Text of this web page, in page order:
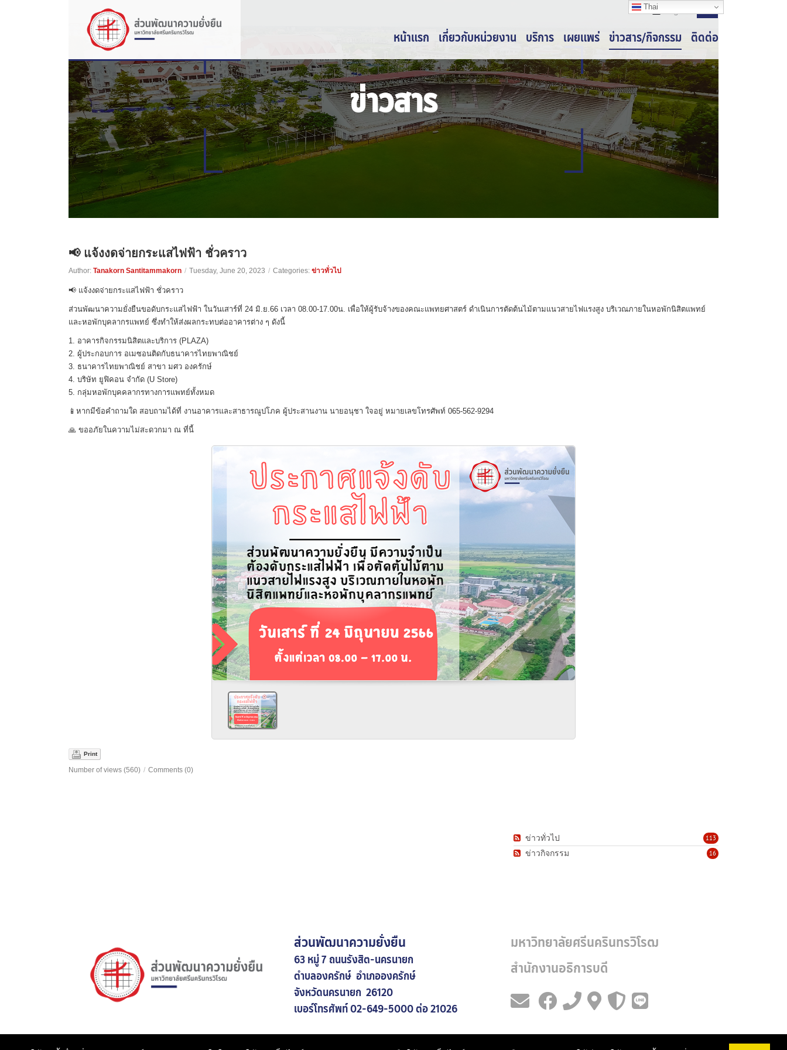
หน้าแรก เกี่ยวกับหน่วยงาน บริการ เผยแพร่ ข่าวสาร/กิจกรรม ติดต่อ
ข่าวสาร
📢 แจ้งงดจ่ายกระแสไฟฟ้า ชั่วคราว
Author: Tanakorn Santitammakorn / Tuesday, June 20, 2023 / Categories: ข่าวทั่วไป
📢 แจ้งงดจ่ายกระแสไฟฟ้า ชั่วคราว
ส่วนพัฒนาความยั่งยืนขอดับกระแสไฟฟ้า ในวันเสาร์ที่ 24 มิ.ย.66 เวลา 08.00-17.00น. เพื่อให้ผู้รับจ้างของคณะแพทยศาสตร์ ดำเนินการตัดต้นไม้ตามแนวสายไฟแรงสูง บริเวณภายในหอพักนิสิตแพทย์
และหอพักบุคลากรแพทย์ ซึ่งทำให้ส่งผลกระทบต่ออาคารต่าง ๆ ดังนี้
1. อาคารกิจกรรมนิสิตและบริการ (PLAZA)
2. ผู้ประกอบการ อเมซอนติดกับธนาคารไทยพาณิชย์
3. ธนาคารไทยพาณิชย์ สาขา มศว องครักษ์
4. บริษัท ยูฟิคอน จำกัด (U Store)
5. กลุ่มหอพักบุคคลากรทางการแพทย์ทั้งหมด
📱หากมีข้อคำถามใด สอบถามได้ที่ งานอาคารและสาธารณูปโภค ผู้ประสานงาน นายอนุชา ใจอยู่ หมายเลขโทรศัพท์ 065-562-9294
🙏 ขออภัยในความไม่สะดวกมา ณ ที่นี้
Print
Number of views (560) / Comments (0)
113
ข่าวทั่วไป
16
ข่าวกิจกรรม
Thai
Thai
Thai
ส่วนพัฒนาความยั่งยืน
63 หมู่ 7 ถนนรังสิต-นครนายก
ตำบลองครักษ์ อำเภอองครักษ์
จังหวัดนครนายก 26120
เบอร์โทรศัพท์ 02-649-5000 ต่อ 21026
มหาวิทยาลัยศรีนครินทรวิโรฒ
สำนักงานอธิการบดี